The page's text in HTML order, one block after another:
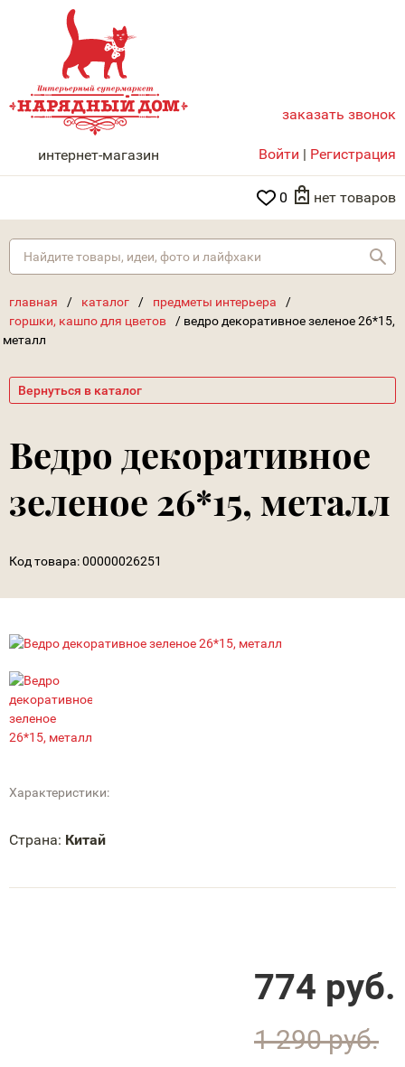
НАРЯДНЫЙ ДОМ
интернет-магазин
заказать звонок
Войти | Регистрация
0 нет товаров
главная / каталог / предметы интерьера
/
горшки, кашпо для цветов
/ ведро декоративное зеленое 26*15,
металл
Вернуться в каталог
Ведро декоративное
зеленое 26*15, металл
Код товара:00000026251
Характеристики:
Страна: Китай
774 руб.
1 290руб.